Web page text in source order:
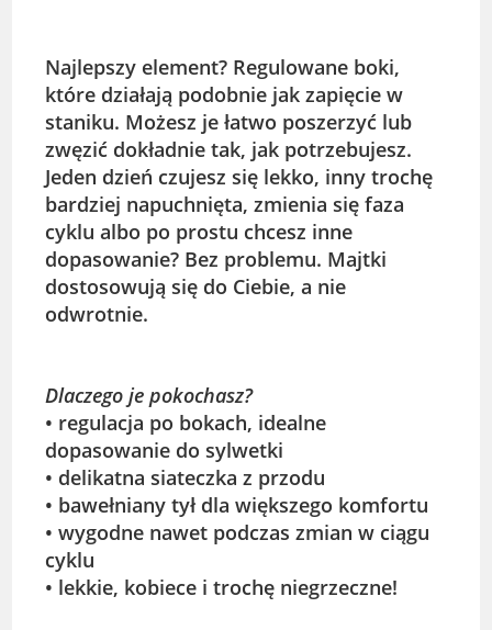
Najlepszy element? Regulowane boki,
które działają podobnie jak zapięcie w
staniku. Możesz je łatwo poszerzyć lub
zwęzić dokładnie tak, jak potrzebujesz.
Jeden dzień czujesz się lekko, inny trochę
bardziej napuchnięta, zmienia się faza
cyklu albo po prostu chcesz inne
dopasowanie? Bez problemu. Majtki
dostosowują się do Ciebie, a nie
odwrotnie.
Dlaczego je pokochasz?
• regulacja po bokach, idealne
dopasowanie do sylwetki
• delikatna siateczka z przodu
• bawełniany tył dla większego komfortu
• wygodne nawet podczas zmian w ciągu
cyklu
• lekkie, kobiece i trochę niegrzeczne!